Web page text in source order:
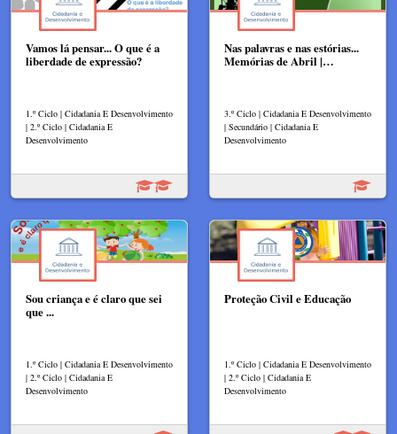
Vamos lá pensar... O que é a
liberdade de expressão?
1.º Ciclo | Cidadania E Desenvolvimento
| 2.º Ciclo | Cidadania E
Desenvolvimento
Nas palavras e nas estórias...
Memórias de Abril |…
3.º Ciclo | Cidadania E Desenvolvimento
| Secundário | Cidadania E
Desenvolvimento
Sou criança e é claro que sei
que ...
1.º Ciclo | Cidadania E Desenvolvimento
| 2.º Ciclo | Cidadania E
Desenvolvimento
Proteção Civil e Educação
1.º Ciclo | Cidadania E Desenvolvimento
| 2.º Ciclo | Cidadania E
Desenvolvimento